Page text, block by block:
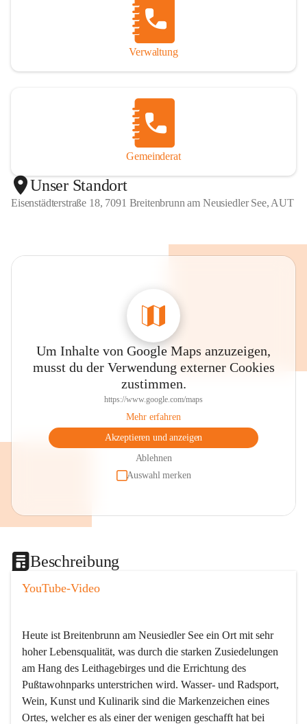
Verwaltung
Gemeinderat
Unser Standort
Eisenstädterstraße 18, 7091 Breitenbrunn am Neusiedler See, AUT
Um Inhalte von Google Maps anzuzeigen,
musst du der Verwendung externer Cookies
zustimmen.
https://www.google.com/maps
Mehr erfahren
Akzeptieren und anzeigen
Ablehnen
Auswahl merken
Beschreibung
YouTube-Video
Heute ist Breitenbrunn am Neusiedler See ein Ort mit sehr
hoher Lebensqualität, was durch die starken Zusiedelungen
am Hang des Leithagebirges und die Errichtung des
Pußtawohnparks unterstrichen wird. Wasser- und Radsport,
Wein, Kunst und Kulinarik sind die Markenzeichen eines
Ortes, welcher es als einer der wenigen geschafft hat bei